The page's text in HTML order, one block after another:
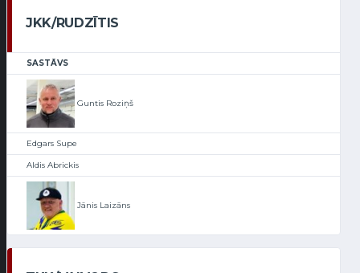
JKK/RUDZĪTIS
SASTĀVS
Guntis Roziņš
Edgars Supe
Aldis Abrickis
Jānis Laizāns